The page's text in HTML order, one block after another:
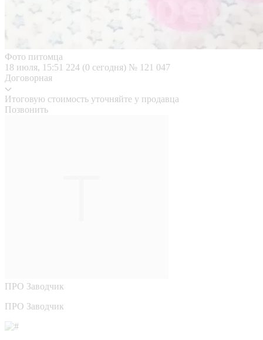
Фото питомца
18 июля, 15:51 224 (0 сегодня) № 121 047
Договорная
Итоговую стоимость уточняйте у продавца
Позвонить
ПРО Заводчик
ПРО Заводчик